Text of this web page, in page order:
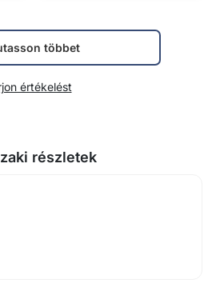
többet
értékelést
részletek